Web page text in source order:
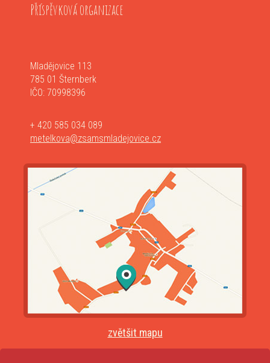
Příspěvková organizace
Mladějovice 113
785 01 Šternberk
IČO: 70998396
+ 420 585 034 089
metelkova@zsamsmladejovice.cz
zvětšit mapu